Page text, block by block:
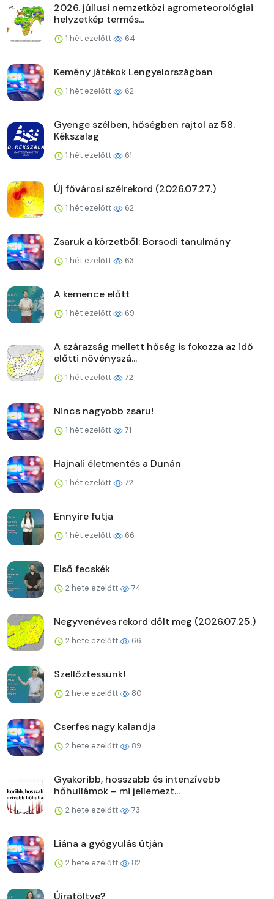
2026. júliusi nemzetközi agrometeorológiai
helyzetkép termés...
1 hét ezelőtt 64
Kemény játékok Lengyelországban
1 hét ezelőtt 62
Gyenge szélben, hőségben rajtol az 58.
Kékszalag
1 hét ezelőtt 61
Új fővárosi szélrekord (2026.07.27.)
1 hét ezelőtt 62
Zsaruk a körzetből: Borsodi tanulmány
1 hét ezelőtt 63
A kemence előtt
1 hét ezelőtt 69
A szárazság mellett hőség is fokozza az idő
előtti növényszá...
1 hét ezelőtt 72
Nincs nagyobb zsaru!
1 hét ezelőtt 71
Hajnali életmentés a Dunán
1 hét ezelőtt 72
Ennyire futja
1 hét ezelőtt 66
Első fecskék
2 hete ezelőtt 74
Negyvenéves rekord dőlt meg (2026.07.25.)
2 hete ezelőtt 66
Szellőztessünk!
2 hete ezelőtt 80
Cserfes nagy kalandja
2 hete ezelőtt 89
Gyakoribb, hosszabb és intenzívebb
hőhullámok – mi jellemezt...
2 hete ezelőtt 73
Liána a gyógyulás útján
2 hete ezelőtt 82
Újratöltve?